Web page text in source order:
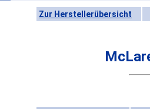
Zur Herstellerübersicht